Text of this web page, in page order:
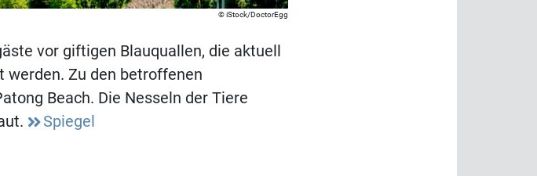
iStock/DoctorEgg
vor giftigen Blauquallen, die aktuell
werden. Zu den betroffenen
Beach. Die Nesseln der Tiere
Spiegel